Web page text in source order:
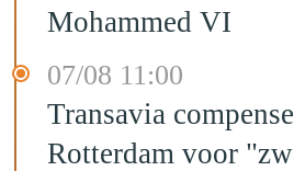
Mohammed VI
07/08 11:00
Transavia
Rotterdam voor